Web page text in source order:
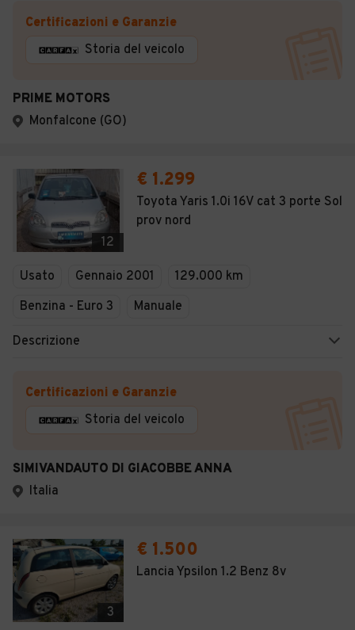
Certificazioni e Garanzie
Storia del veicolo
PRIME MOTORS
Monfalcone (GO)
12
€ 1.299
Toyota Yaris 1.0i 16V cat 3 porte Sol
prov nord
Usato Gennaio 2001
129.000 km
Benzina - Euro 3
Manuale
Descrizione
Certificazioni e Garanzie
Storia del veicolo
SIMIVANDAUTO DI GIACOBBE ANNA
Italia
3
€ 1.500
Lancia Ypsilon 1.2 Benz 8v